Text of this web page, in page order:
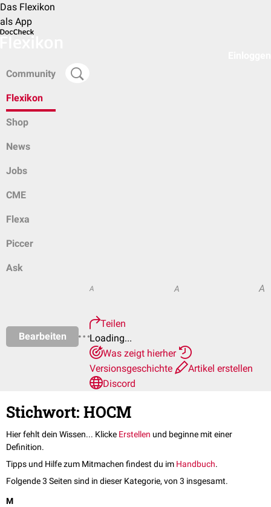
Das Flexikon
als App
Community
Flexikon
Shop
News
Jobs
CME
Flexa
Piccer
Ask
Bearbeiten
A A A
Teilen
Loading...
Was zeigt hierher
Versionsgeschichte
Artikel erstellen
Discord
Stichwort: HOCM
Hier fehlt dein Wissen... Klicke Erstellen und beginne mit einer
Definition.
Tipps und Hilfe zum Mitmachen findest du im Handbuch.
Folgende 3 Seiten sind in dieser Kategorie, von 3 insgesamt.
M